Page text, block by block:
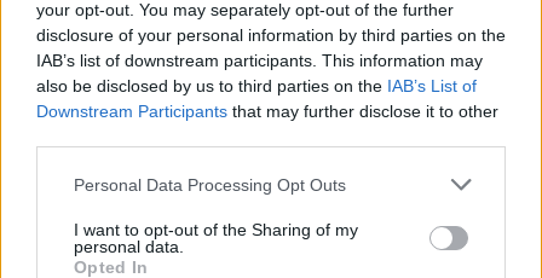
your opt-out. You may separately opt-out of the further
disclosure of your personal information by third parties on the
IAB’s list of downstream participants. This information may
also be disclosed by us to third parties on the IAB’s List of
Downstream Participants that may further disclose it to other
Personal Data Processing Opt Outs
I want to opt-out of the Sharing of my
personal data.
Opted In
Concert/Live
⇑
Paroles + Traduction Téléchargement
Vidéos
Dire «merci» pour cette traduction Corriger une erreur